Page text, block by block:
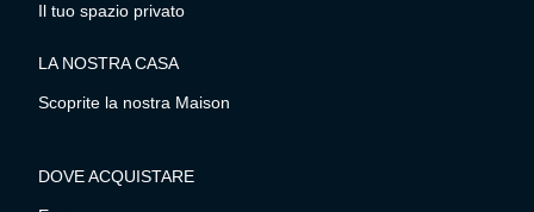
Il tuo spazio privato
LA NOSTRA CASA
Scoprite la nostra Maison
DOVE ACQUISTARE